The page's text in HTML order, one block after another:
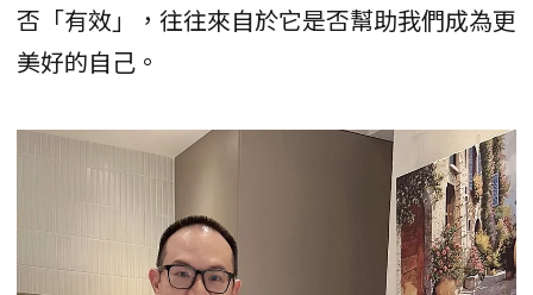
否「有效」，往往來自於它是否幫助我們成為更
美好的自己。